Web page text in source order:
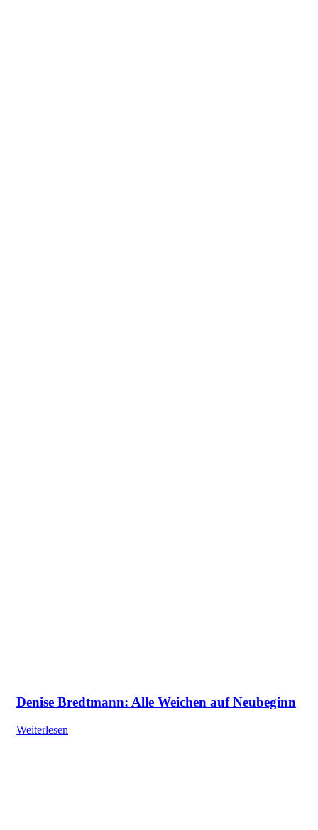
Denise Bredtmann: Alle Weichen auf Neubeginn
Weiterlesen